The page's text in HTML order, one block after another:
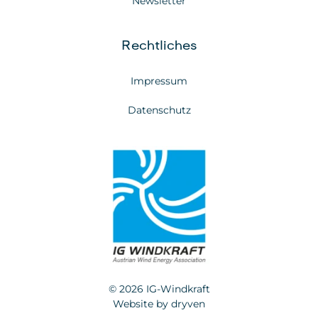
Rechtliches
Impressum
Datenschutz
© 2026 IG-Windkraft
Website by dryven